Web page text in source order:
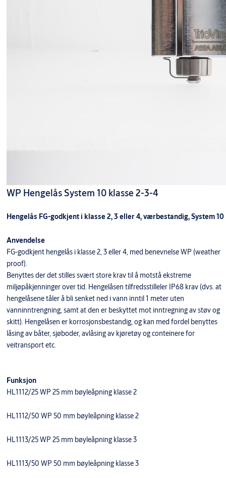
WP Hengelås System 10 klasse 2-3-4
Hengelås FG-godkjent i klasse 2, 3 eller 4, værbestandig, System 10
Anvendelse
FG-godkjent hengelås i klasse 2, 3 eller 4, med benevnelse WP (weather
proof).
Benyttes der det stilles svært store krav til å motstå ekstreme
miljøpåkjenninger over tid. Hengelåsen tilfredsstilleler IP68 krav (dvs. at
hengelåsene tåler å bli senket ned i vann inntil 1 meter uten
vanninntrengning, samt at den er beskyttet mot inntregning av støv og
skitt). Hengelåsen er korrosjonsbestandig, og kan med fordel benyttes
låsing av båter, sjøboder, avlåsing av kjøretøy og conteinere for
veitransport etc.
Funksjon
HL1112/25 WP 25 mm bøyleåpning klasse 2
HL1112/50 WP 50 mm bøyleåpning klasse 2
HL1113/25 WP 25 mm bøyleåpning klasse 3
HL1113/50 WP 50 mm bøyleåpning klasse 3